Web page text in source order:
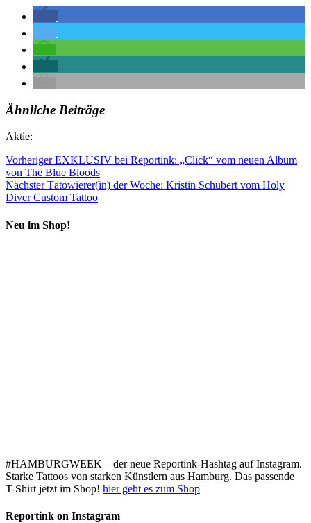
Ähnliche Beiträge
Aktie:
Vorheriger EXKLUSIV bei Reportink: „Click“ vom neuen Album
von The Blue Bloods
Nächster Tätowierer(in) der Woche: Kristin Schubert vom Holy
Diver Custom Tattoo
Neu im Shop!
#HAMBURGWEEK – der neue Reportink-Hashtag auf Instagram.
Starke Tattoos von starken Künstlern aus Hamburg. Das passende
T-Shirt jetzt im Shop! hier geht es zum Shop
Reportink on Instagram